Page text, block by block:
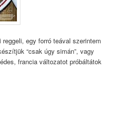
egy forró teával szerintem
“csak úgy simán”, vagy
francia változatot próbáltátok